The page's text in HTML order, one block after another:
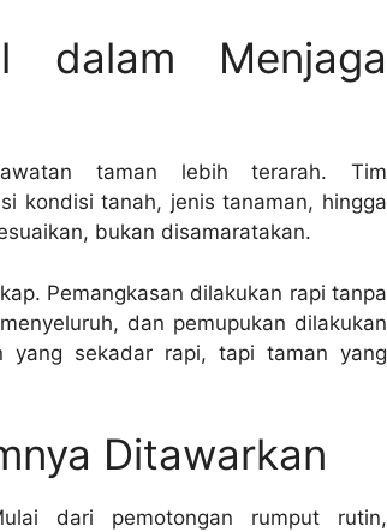
dalam Menjaga
taman lebih terarah. Tim
kondisi tanah, jenis tanaman, hingga
bukan disamaratakan.
Pemangkasan dilakukan rapi tanpa
dan pemupukan dilakukan
yang sekadar rapi, tapi taman yang
Ditawarkan
dari pemotongan rumput rutin,